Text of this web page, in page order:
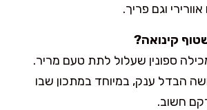
וגם פריך.
קינואה?
ספונין שעלול לתת טעם מריר.
הבדל ענק, במיוחד במתכון שבו
חשוב.